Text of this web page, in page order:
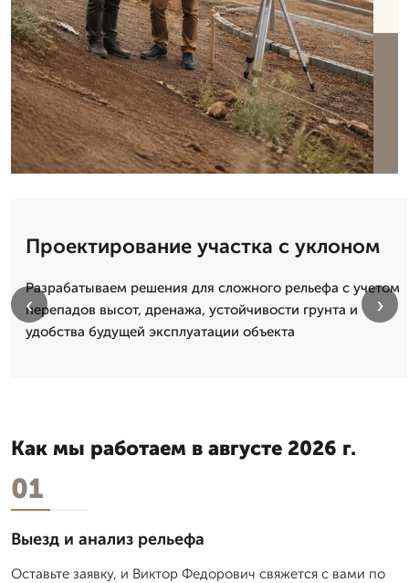
Проектирование участка с уклоном
Разрабатываем решения для сложного рельефа с учетом
перепадов высот, дренажа, устойчивости грунта и
удобства будущей эксплуатации объекта
‹ ›
Как мы работаем в августе 2026 г.
01
Выезд и анализ рельефа
Оставьте заявку, и Виктор Федорович свяжется с вами по